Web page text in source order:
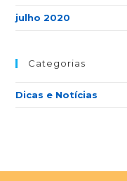
julho 2020
Categorias
Dicas e Notícias